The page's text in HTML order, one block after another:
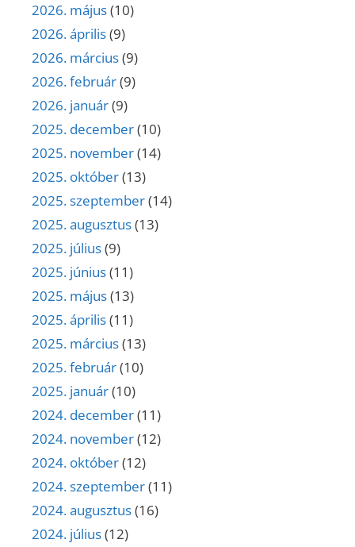
2026. május(10)
2026. április(9)
2026. március(9)
2026. február(9)
2026. január(9)
2025. december(10)
2025. november(14)
2025. október(13)
2025. szeptember(14)
2025. augusztus(13)
2025. július(9)
2025. június(11)
2025. május(13)
2025. április(11)
2025. március(13)
2025. február(10)
2025. január(10)
2024. december(11)
2024. november(12)
2024. október(12)
2024. szeptember(11)
2024. augusztus(16)
2024. július(12)